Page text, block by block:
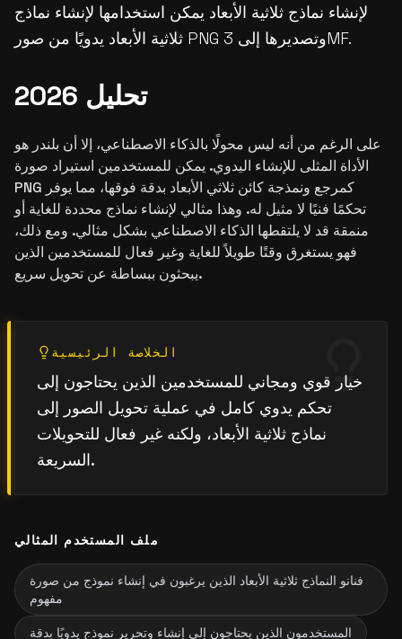
لإنشاء نماذج ثلاثية الأبعاد يمكن استخدامها لإنشاء نماذج
ثلاثية الأبعاد يدويًا من صور PNG وتصديرها إلى 3MF.
تحليل 2026
على الرغم من أنه ليس محولًا بالذكاء الاصطناعي، إلا أن بلندر هو
الأداة المثلى للإنشاء اليدوي. يمكن للمستخدمين استيراد صورة
PNG كمرجع ونمذجة كائن ثلاثي الأبعاد بدقة فوقها، مما يوفر
تحكمًا فنيًا لا مثيل له. وهذا مثالي لإنشاء نماذج محددة للغاية أو
منمقة قد لا يلتقطها الذكاء الاصطناعي بشكل مثالي. ومع ذلك،
فهو يستغرق وقتًا طويلاً للغاية وغير فعال للمستخدمين الذين
يبحثون ببساطة عن تحويل سريع.
الخلاصة الرئيسية
خيار قوي ومجاني للمستخدمين الذين يحتاجون إلى
تحكم يدوي كامل في عملية تحويل الصور إلى
نماذج ثلاثية الأبعاد، ولكنه غير فعال للتحويلات
السريعة.
ملف المستخدم المثالي
فنانو النماذج ثلاثية الأبعاد الذين يرغبون في إنشاء نموذج من صورة
مفهوم
المستخدمون الذين يحتاجون إلى إنشاء وتحرير نموذج يدويًا بدقة